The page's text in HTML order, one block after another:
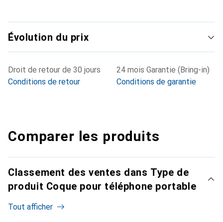
Évolution du prix
Droit de retour de 30 jours
Conditions de retour
24 mois Garantie (Bring-in)
Conditions de garantie
Comparer les produits
Classement des ventes dans Type de
produit Coque pour téléphone portable
Tout afficher